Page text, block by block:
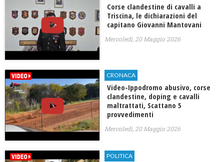
Corse clandestine di cavalli a
Triscina, le dichiarazioni del
capitano Giovanni Mantovani
Mercoledì, 20 Maggio 2026
CRONACA
Video-Ippodromo abusivo, corse
clandestine, doping e cavalli
maltrattati, Scattano 5
provvedimenti
Mercoledì, 20 Maggio 2026
POLITICA